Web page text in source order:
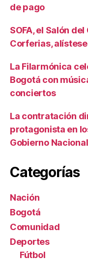
de pago
SOFA, el Salón
Corferias,
La Filarmónica
Bogotá con
conciertos
La contratación
protagonista en
Gobierno Nacional
Categorías
Nación
Bogotá
Comunidad
Deportes
Fútbol